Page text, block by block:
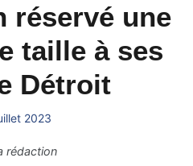
réservé une
taille à ses
Détroit
2023
rédaction